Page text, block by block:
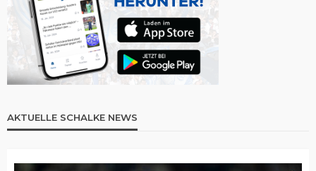
AKTUELLE SCHALKE NEWS